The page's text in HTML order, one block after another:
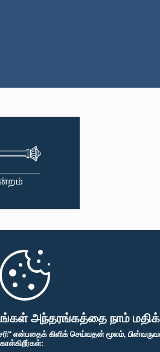
அந்தரங்கத்தை நாம்
என்பதைக் கிளிக் செய்வதன் மூலம்,